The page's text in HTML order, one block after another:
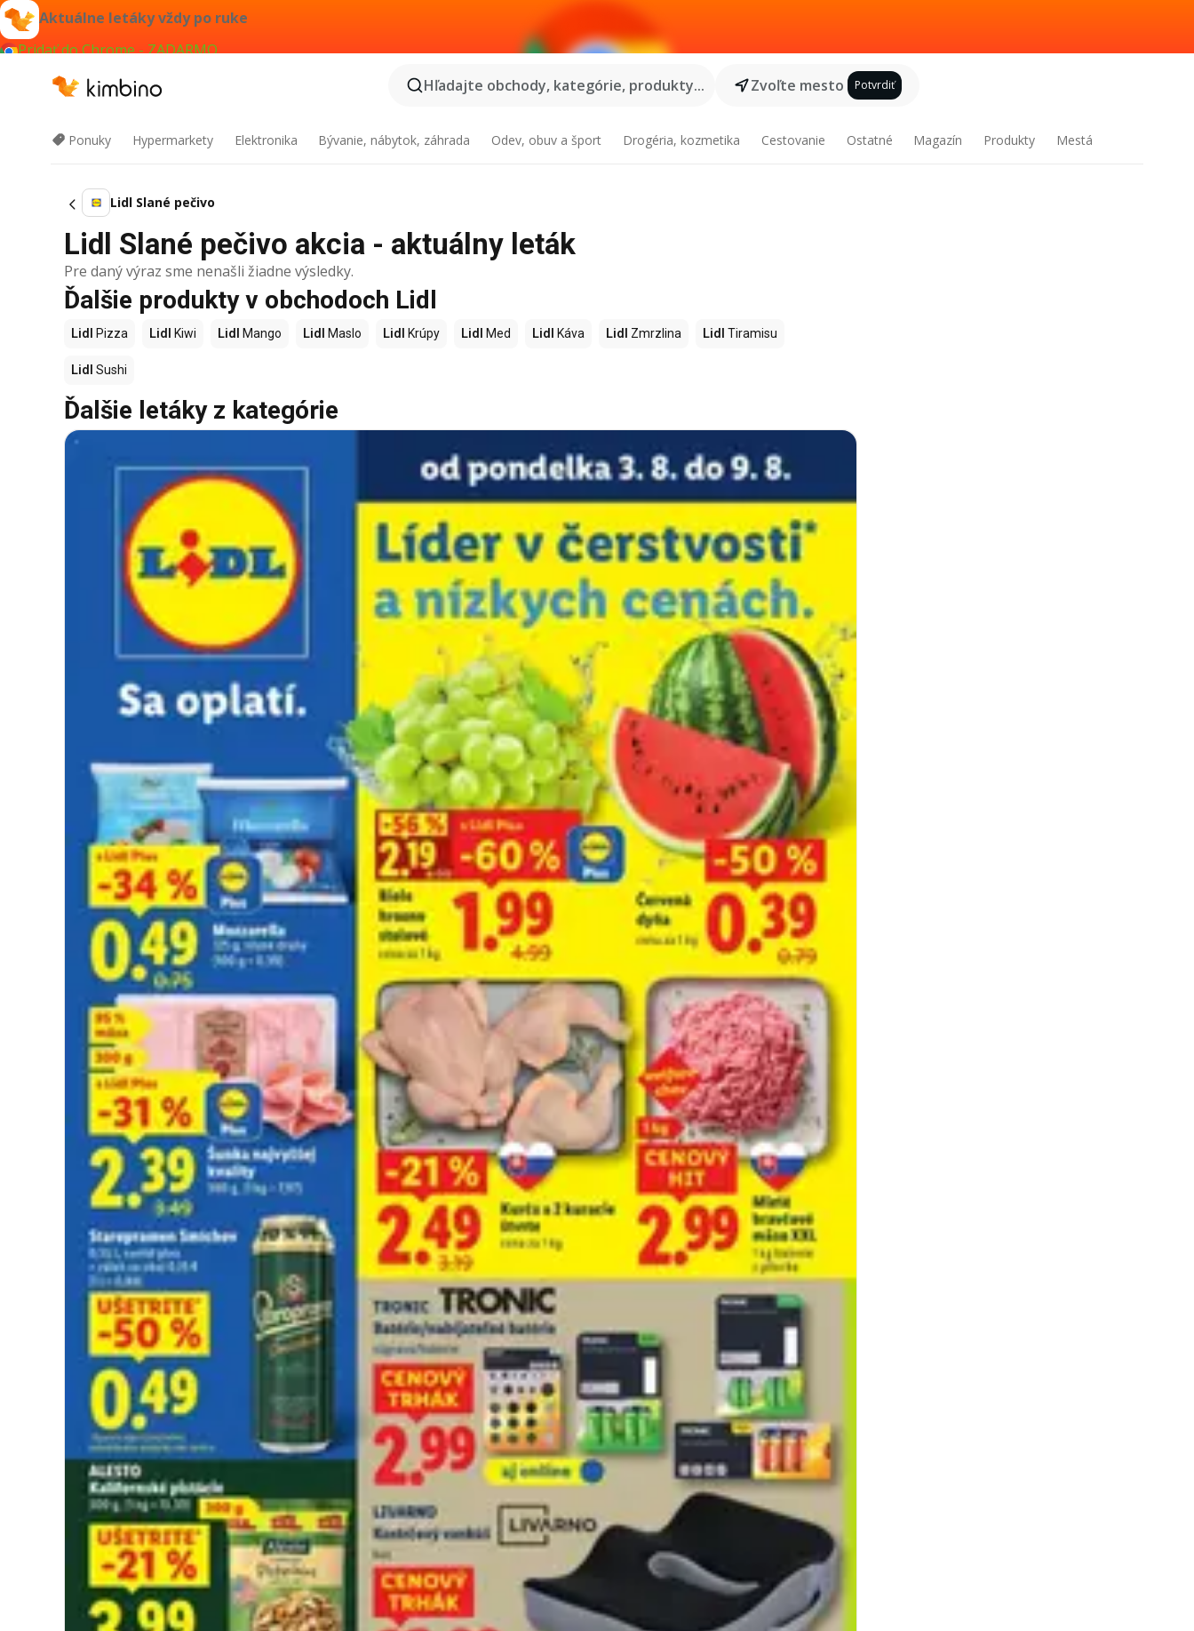
Aktuálne letáky vždy po ruke
Pridať do Chrome - ZADARMO
Hľadajte obchody, kategórie, produkty...
Zvoľte mesto Potvrdiť
Ponuky Hypermarkety Elektronika Bývanie, nábytok, záhrada Odev, obuv a šport Drogéria, kozmetika Cestovanie Ostatné Magazín Produkty Mestá
Lidl Slané pečivo
Lidl Slané pečivo akcia - aktuálny leták
Pre daný výraz sme nenašli žiadne výsledky.
Ďalšie produkty v obchodoch Lidl
Lidl Pizza Lidl Kiwi Lidl Mango Lidl Maslo Lidl Krúpy Lidl Med Lidl Káva Lidl Zmrzlina Lidl Tiramisu
Lidl Sushi
Ďalšie letáky z kategórie